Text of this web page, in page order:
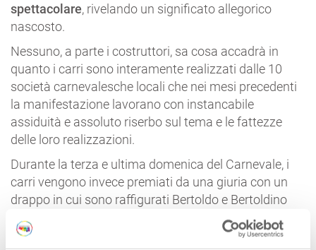
spettacolare, rivelando un significato allegorico
nascosto.
Nessuno, a parte i costruttori, sa cosa accadrà in
quanto i carri sono interamente realizzati dalle 10
società carnevalesche locali che nei mesi precedenti
la manifestazione lavorano con instancabile
assiduità e assoluto riserbo sul tema e le fattezze
delle loro realizzazioni.
Durante la terza e ultima domenica del Carnevale, i
carri vengono invece premiati da una giuria con un
drappo in cui sono raffigurati Bertoldo e Bertoldino
con il somaro.
Scopri il programma completo
Info: